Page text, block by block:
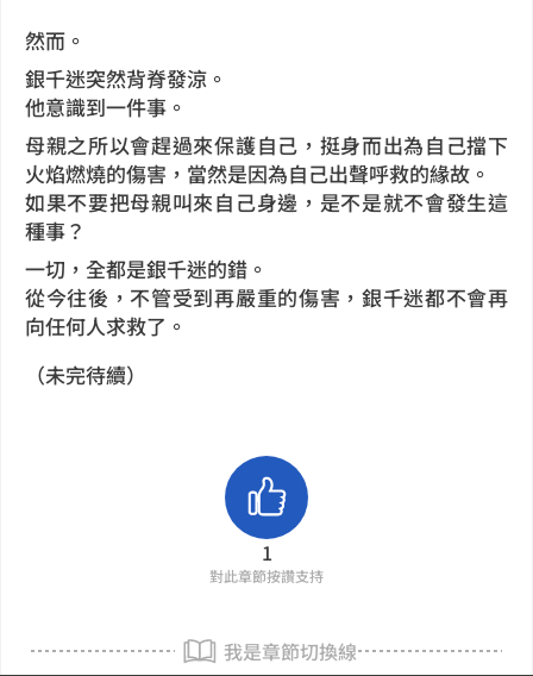
然而。
銀千迷突然背脊發涼。
他意識到一件事。
母親之所以會趕過來保護自己，挺身而出為自己擋下
火焰燃燒的傷害，當然是因為自己出聲呼救的緣故。
如果不要把母親叫來自己身邊，是不是就不會發生這
種事？
一切，全都是銀千迷的錯。
從今往後，不管受到再嚴重的傷害，銀千迷都不會再
向任何人求救了。
（未完待續）
1
對此章節按讚支持
我是章節切換線